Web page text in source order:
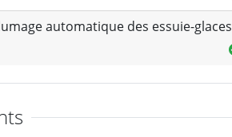
automatique des essuie-glaces